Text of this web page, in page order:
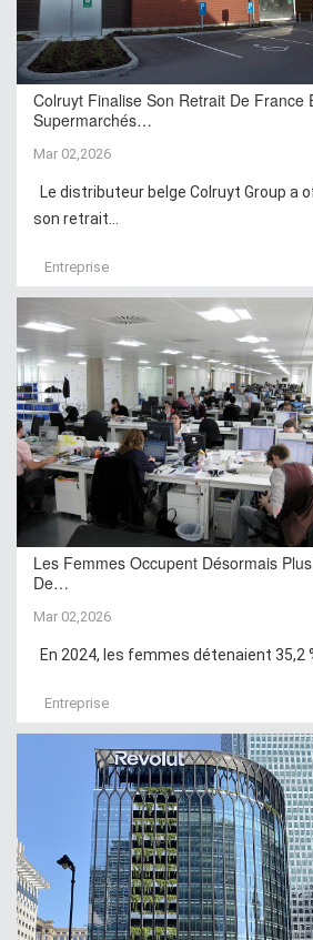
Colruyt Finalise Son Retrait De France
Supermarchés…
Mar 02,2026
Le distributeur belge Colruyt Group a
son retrait...
Entreprise
Les Femmes Occupent Désormais
De…
Mar 02,2026
En 2024, les femmes détenaient 35,2
Entreprise